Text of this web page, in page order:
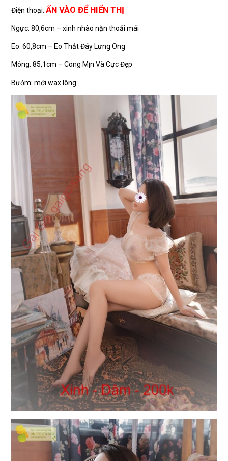
Điện thoại:ẤN VÀO ĐỂ HIỂN THỊ
Ngực: 80,6cm – xinh nhào nặn thoải mái
Eo: 60,8cm – Eo Thắt Đáy Lưng Ong
Mông: 85,1cm – Cong Mịn Và Cực Đẹp
Bướm: mới wax lông